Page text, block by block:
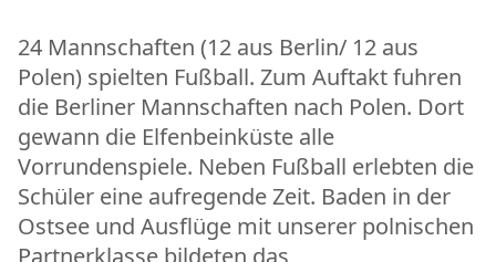
24 Mannschaften (12 aus Berlin/ 12 aus
Polen) spielten Fußball. Zum Auftakt fuhren
die Berliner Mannschaften nach Polen. Dort
gewann die Elfenbeinküste alle
Vorrundenspiele. Neben Fußball erlebten die
Schüler eine aufregende Zeit. Baden in der
Ostsee und Ausflüge mit unserer polnischen
Partnerklasse bildeten das